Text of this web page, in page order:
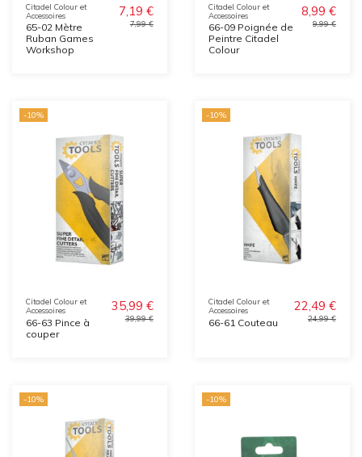
Citadel Colour et
Accessoires
65-02 Mètre
Ruban Games
Workshop
7,19 €
7,99 €
Citadel Colour et
Accessoires
66-09 Poignée de
Peintre Citadel
Colour
8,99 €
9,99 €
-10%
Citadel Colour et
Accessoires
66-63 Pince à
couper
35,99 €
39,99 €
-10%
Citadel Colour et
Accessoires
66-61 Couteau
22,49 €
24,99 €
-10% -10%